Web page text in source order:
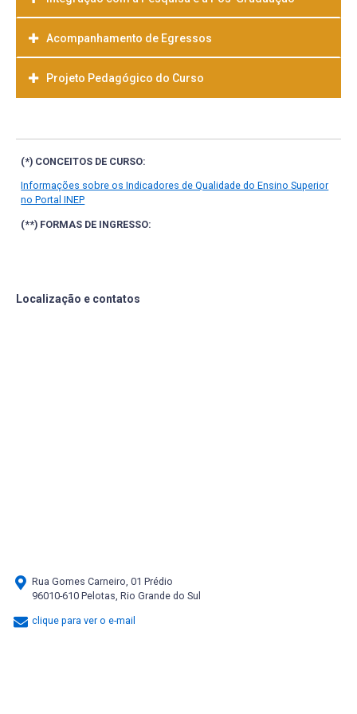
Acompanhamento de Egressos
Projeto Pedagógico do Curso
(*) CONCEITOS DE CURSO:
Informações sobre os Indicadores de Qualidade do Ensino Superior
no Portal INEP
(**) FORMAS DE INGRESSO:
Localização e contatos
Rua Gomes Carneiro, 01 Prédio
96010-610 Pelotas, Rio Grande do Sul
clique para ver o e-mail